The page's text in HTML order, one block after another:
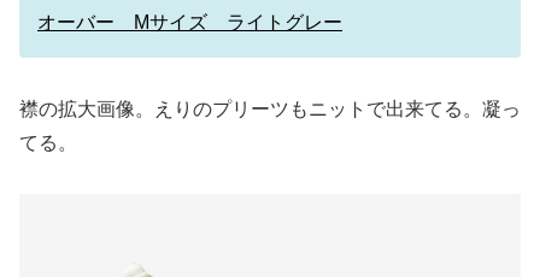
オーバー Mサイズ ライトグレー
襟の拡大画像。えりのプリーツもニットで出来てる。凝っ
てる。